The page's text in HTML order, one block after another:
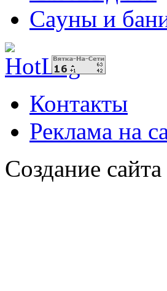
Сауны и
Контакты
Реклама на
Создание сайта